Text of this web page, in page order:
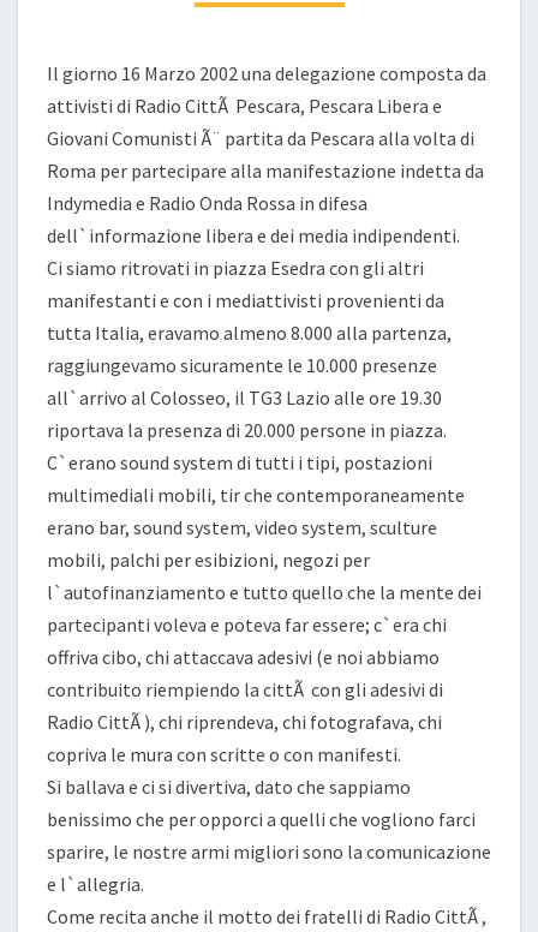
Il giorno 16 Marzo 2002 una delegazione composta da
attivisti di Radio CittÃ Pescara, Pescara Libera e
Giovani Comunisti Ã¨ partita da Pescara alla volta di
Roma per partecipare alla manifestazione indetta da
Indymedia e Radio Onda Rossa in difesa
dell`informazione libera e dei media indipendenti.
Ci siamo ritrovati in piazza Esedra con gli altri
manifestanti e con i mediattivisti provenienti da
tutta Italia, eravamo almeno 8.000 alla partenza,
raggiungevamo sicuramente le 10.000 presenze
all`arrivo al Colosseo, il TG3 Lazio alle ore 19.30
riportava la presenza di 20.000 persone in piazza.
C`erano sound system di tutti i tipi, postazioni
multimediali mobili, tir che contemporaneamente
erano bar, sound system, video system, sculture
mobili, palchi per esibizioni, negozi per
l`autofinanziamento e tutto quello che la mente dei
partecipanti voleva e poteva far essere; c`era chi
offriva cibo, chi attaccava adesivi (e noi abbiamo
contribuito riempiendo la cittÃ con gli adesivi di
Radio CittÃ ), chi riprendeva, chi fotografava, chi
copriva le mura con scritte o con manifesti.
Si ballava e ci si divertiva, dato che sappiamo
benissimo che per opporci a quelli che vogliono farci
sparire, le nostre armi migliori sono la comunicazione
e l`allegria.
Come recita anche il motto dei fratelli di Radio CittÃ ,